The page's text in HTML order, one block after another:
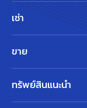
เช่า
ขาย
ทรัพย์สินแนะนำ